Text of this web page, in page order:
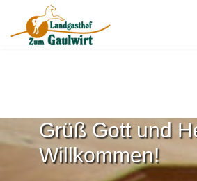
Grüß Gott und
Willkommen!